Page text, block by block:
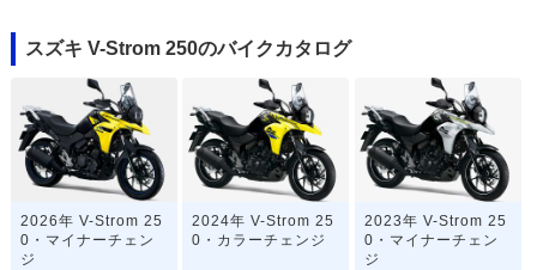
スズキ V-Strom 250のバイクカタログ
2026年 V-Strom 25
0・マイナーチェン
ジ
2024年 V-Strom 25
0・カラーチェンジ
2023年 V-Strom 25
0・マイナーチェン
ジ